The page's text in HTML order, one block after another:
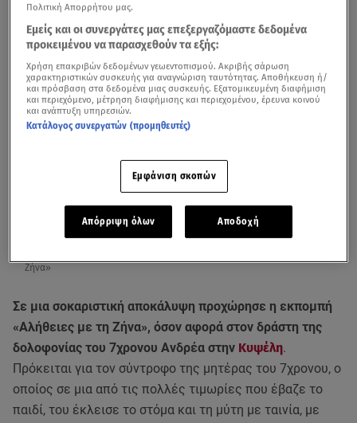
Ζήνα»
Σε μια σοκαριστική αποκάλυψη προχώρησε η εκπομπή
«Αλήθειες με τη Ζήνα», όσον αφορά στον δράστη της
δολοφονίας του 7χρονου Ανδρέα στην Κυψέλη.
Πρόκειται για τον σύντροφο της μητέρας του 7χρονου, ο
οποίος σε μια από τις πολλές τιμωρίες που έβαζε το
παιδί, του έκλεισε το στόμα και τη μύτη με ταινία, με
Πολιτική Απορρήτου μας.
Εμείς και οι συνεργάτες μας επεξεργαζόμαστε δεδομένα
προκειμένου να παρασχεθούν τα εξής:
Χρήση επακριβών δεδομένων γεωεντοπισμού. Ακριβής σάρωση
χαρακτηριστικών συσκευής για αναγνώριση ταυτότητας. Αποθήκευση ή/
και πρόσβαση στα δεδομένα μιας συσκευής. Εξατομικευμένη διαφήμιση
και περιεχόμενο, μέτρηση διαφήμισης και περιεχομένου, έρευνα κοινού
και ανάπτυξη υπηρεσιών.
Κατάλογος συνεργατών (προμηθευτές)
Εμφάνιση σκοπών
Απόρριψη όλων Αποδοχή